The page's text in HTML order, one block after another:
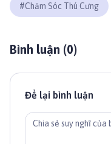
#Chăm Sóc Thú Cưng
Bình luận (0)
Để lại bình luận